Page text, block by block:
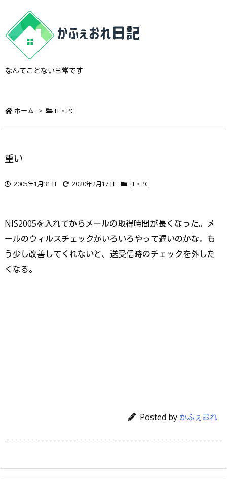
なんてことない日常です
ホーム > IT・PC
重い
2005年1月31日 2020年2月17日 IT・PC
NIS2005を入れてからメールの取得時間が長くなった。メ
ールのウィルスチェックがいろいろやって遅いのかな。も
う少し改善してくれないと、送受信時のチェックを外した
くなる。
Posted by かふぇおれ